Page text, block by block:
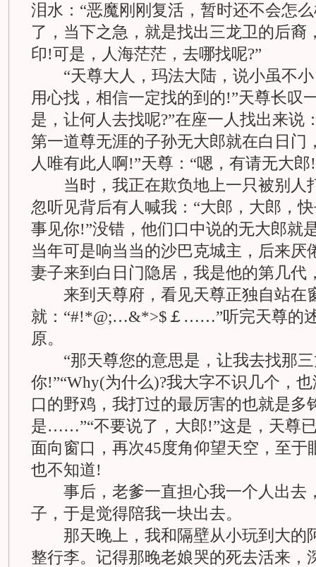
泪水：“恶魔刚刚复活，暂时还不会怎
了，当下之急，就是找出三龙卫的后裔
印!可是，人海茫茫，去哪找呢?”
“天尊大人，玛法大陆，说小虽不小
用心找，相信一定找的到的!”天尊长叹
是，让何人去找呢?”在座一人找出来说
第一道尊无涯的子孙无大郎就在白日门
人唯有此人啊!”天尊：“嗯，有请无大郎
当时，我正在欺负地上一只被别人
忽听见背后有人喊我：“大郎，大郎，
事见你!”没错，他们口中说的无大郎就
当年可是响当当的沙巴克城主，后来厌
妻子来到白日门隐居，我是他的第几代
来到天尊府，看见天尊正独自站在
就：“#!*@;…&*>$￡……”听完天尊的
原。
“那天尊您的意思是，让我去找那三
你!”“Why(为什么)?我大字不识几个，
口的野鸡，我打过的最厉害的也就是多
是……”“不要说了，大郎!”这是，天尊
面向窗口，再次45度角仰望天空，至于
也不知道!
事后，老爹一直担心我一个人出去
子，于是觉得陪我一块出去。
那天晚上，我和隔壁从小玩到大的
整行李。记得那晚老娘哭的死去活来，